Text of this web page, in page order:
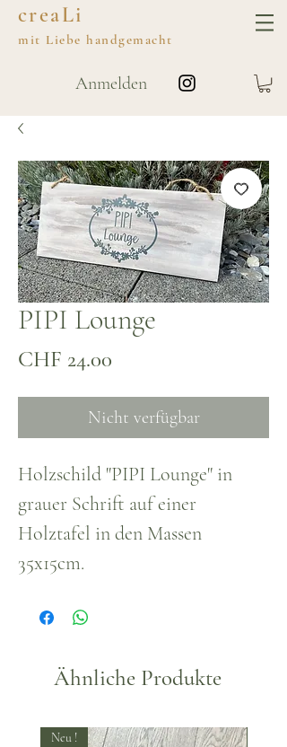
creaLi
mit Liebe handgemacht
Anmelden
PIPI Lounge
CHF 24.00
Nicht verfügbar
Holzschild "PIPI Lounge" in
grauer Schrift auf einer
Holztafel in den Massen
35x15cm.
Ähnliche Produkte
Neu !